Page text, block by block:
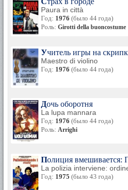
Paura in città
Год: 1976 (было 44 года)
Роль: Girotti della buoncostume
Учитель игры на
Maestro di violino
Год: 1976 (было 44 года)
Дочь оборотня
La lupa mannara
Год: 1976 (было 44 года)
Роль: Arrighi
Полиция вмешивается:
La polizia interviene:
Год: 1975 (было 43 года)